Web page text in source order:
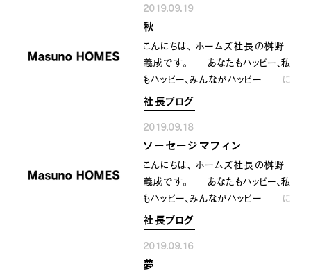
0120-930-493
[営業時間] 9:00-18:00
家づくり相談会 カタログ請求
吉日の本日は 先日の紀の川市
での家展(完成見学会) で大
好評だったK様邸のお引渡しを
させて頂きました。 K様本日は
誠におめでとうございました。 夢
が実現し喜びも一入のことだと思い
ます。 住めば住むほどに 時
が経てば経つほどに 味が出てく
るお家です。 これからこのお家
と共に 素晴らしい人生を刻んで
行って頂ける事を 心より願って
います。 そしてお家が出来てから
後共よろしくお願い致します。 感
謝〜 ありがとう〜〜
39〜〜〜‼️^_^
2019.09.19
秋
こんにちは、 ホームズ社長の桝野
義成です。 あなたもハッピー、私
もハッピー、みんながハッピー に
なるために共に顔晴りましょう 暑
さ寒さも彼岸まで と申しますよう
に 少し夏の暑さが和らいだよう
な 本日の天候 気づいて
みると 明日は彼岸の入り
これから日も短くなって行き 秋も
深まって行きますが 一年を通じ
て気持ちのいい 過ごしやすいシ
ーズンの秋 食？ 読？
スポーツ？ 何はともあれ今年の
秋も 圧倒的に堪能して行きまし
社長ブログ
2019.09.18
ソーセージマフィン
こんにちは、 ホームズ社長の桝野
義成です。 あなたもハッピー、私
もハッピー、みんながハッピー に
なるために共に顔晴りましょう
ソーセージマフィン‼️ ちょっと
あっためて食べる〜 チーズが
溶ろけて これがまた美味い😋
社長ブログ
2019.09.16
夢